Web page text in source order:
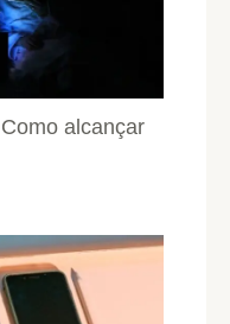
alcançar